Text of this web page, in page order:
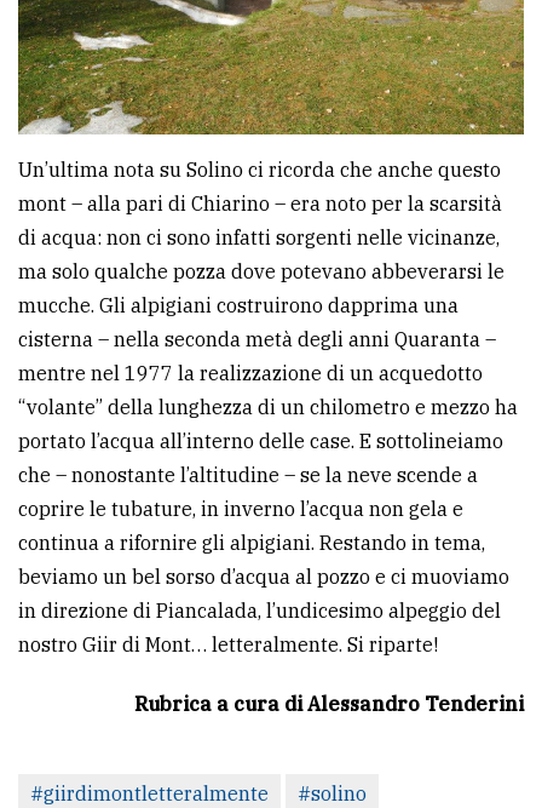
Un’ultima nota su Solino ci ricorda che anche questo
mont – alla pari di Chiarino – era noto per la scarsità
di acqua: non ci sono infatti sorgenti nelle vicinanze,
ma solo qualche pozza dove potevano abbeverarsi le
mucche. Gli alpigiani costruirono dapprima una
cisterna – nella seconda metà degli anni Quaranta –
mentre nel 1977 la realizzazione di un acquedotto
“volante” della lunghezza di un chilometro e mezzo ha
portato l’acqua all’interno delle case. E sottolineiamo
che – nonostante l’altitudine – se la neve scende a
coprire le tubature, in inverno l’acqua non gela e
continua a rifornire gli alpigiani. Restando in tema,
beviamo un bel sorso d’acqua al pozzo e ci muoviamo
in direzione di Piancalada, l’undicesimo alpeggio del
nostro Giir di Mont… letteralmente. Si riparte!
Rubrica a cura di Alessandro Tenderini
#giirdimontletteralmente #solino